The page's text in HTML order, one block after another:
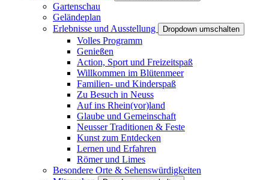
Gartenschau
Geländeplan
Erlebnisse und Ausstellung
Dropdown umschalten
Volles Programm
Genießen
Action, Sport und Freizeitspaß
Willkommen im Blütenmeer
Familien- und Kinderspaß
Zu Besuch in Neuss
Auf ins Rhein(vor)land
Glaube und Gemeinschaft
Neusser Traditionen & Feste
Kunst zum Entdecken
Lernen und Erfahren
Römer und Limes
Besondere Orte & Sehenswürdigkeiten